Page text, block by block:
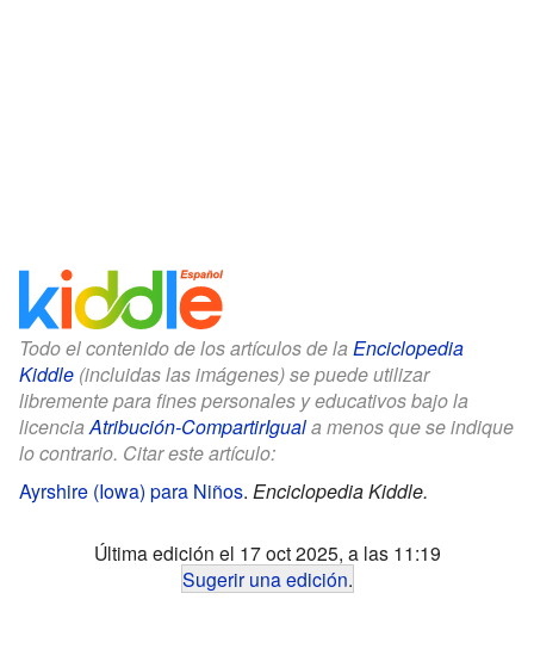
Todo el contenido de los artículos de la Enciclopedia
Kiddle (incluidas las imágenes) se puede utilizar
libremente para fines personales y educativos bajo la
licenciaAtribución-CompartirIguala menos que se indique
lo contrario. Citar este artículo:
Ayrshire (Iowa) para Niños. Enciclopedia Kiddle.
Última edición el 17 oct 2025, a las 11:19
Sugerir una edición.